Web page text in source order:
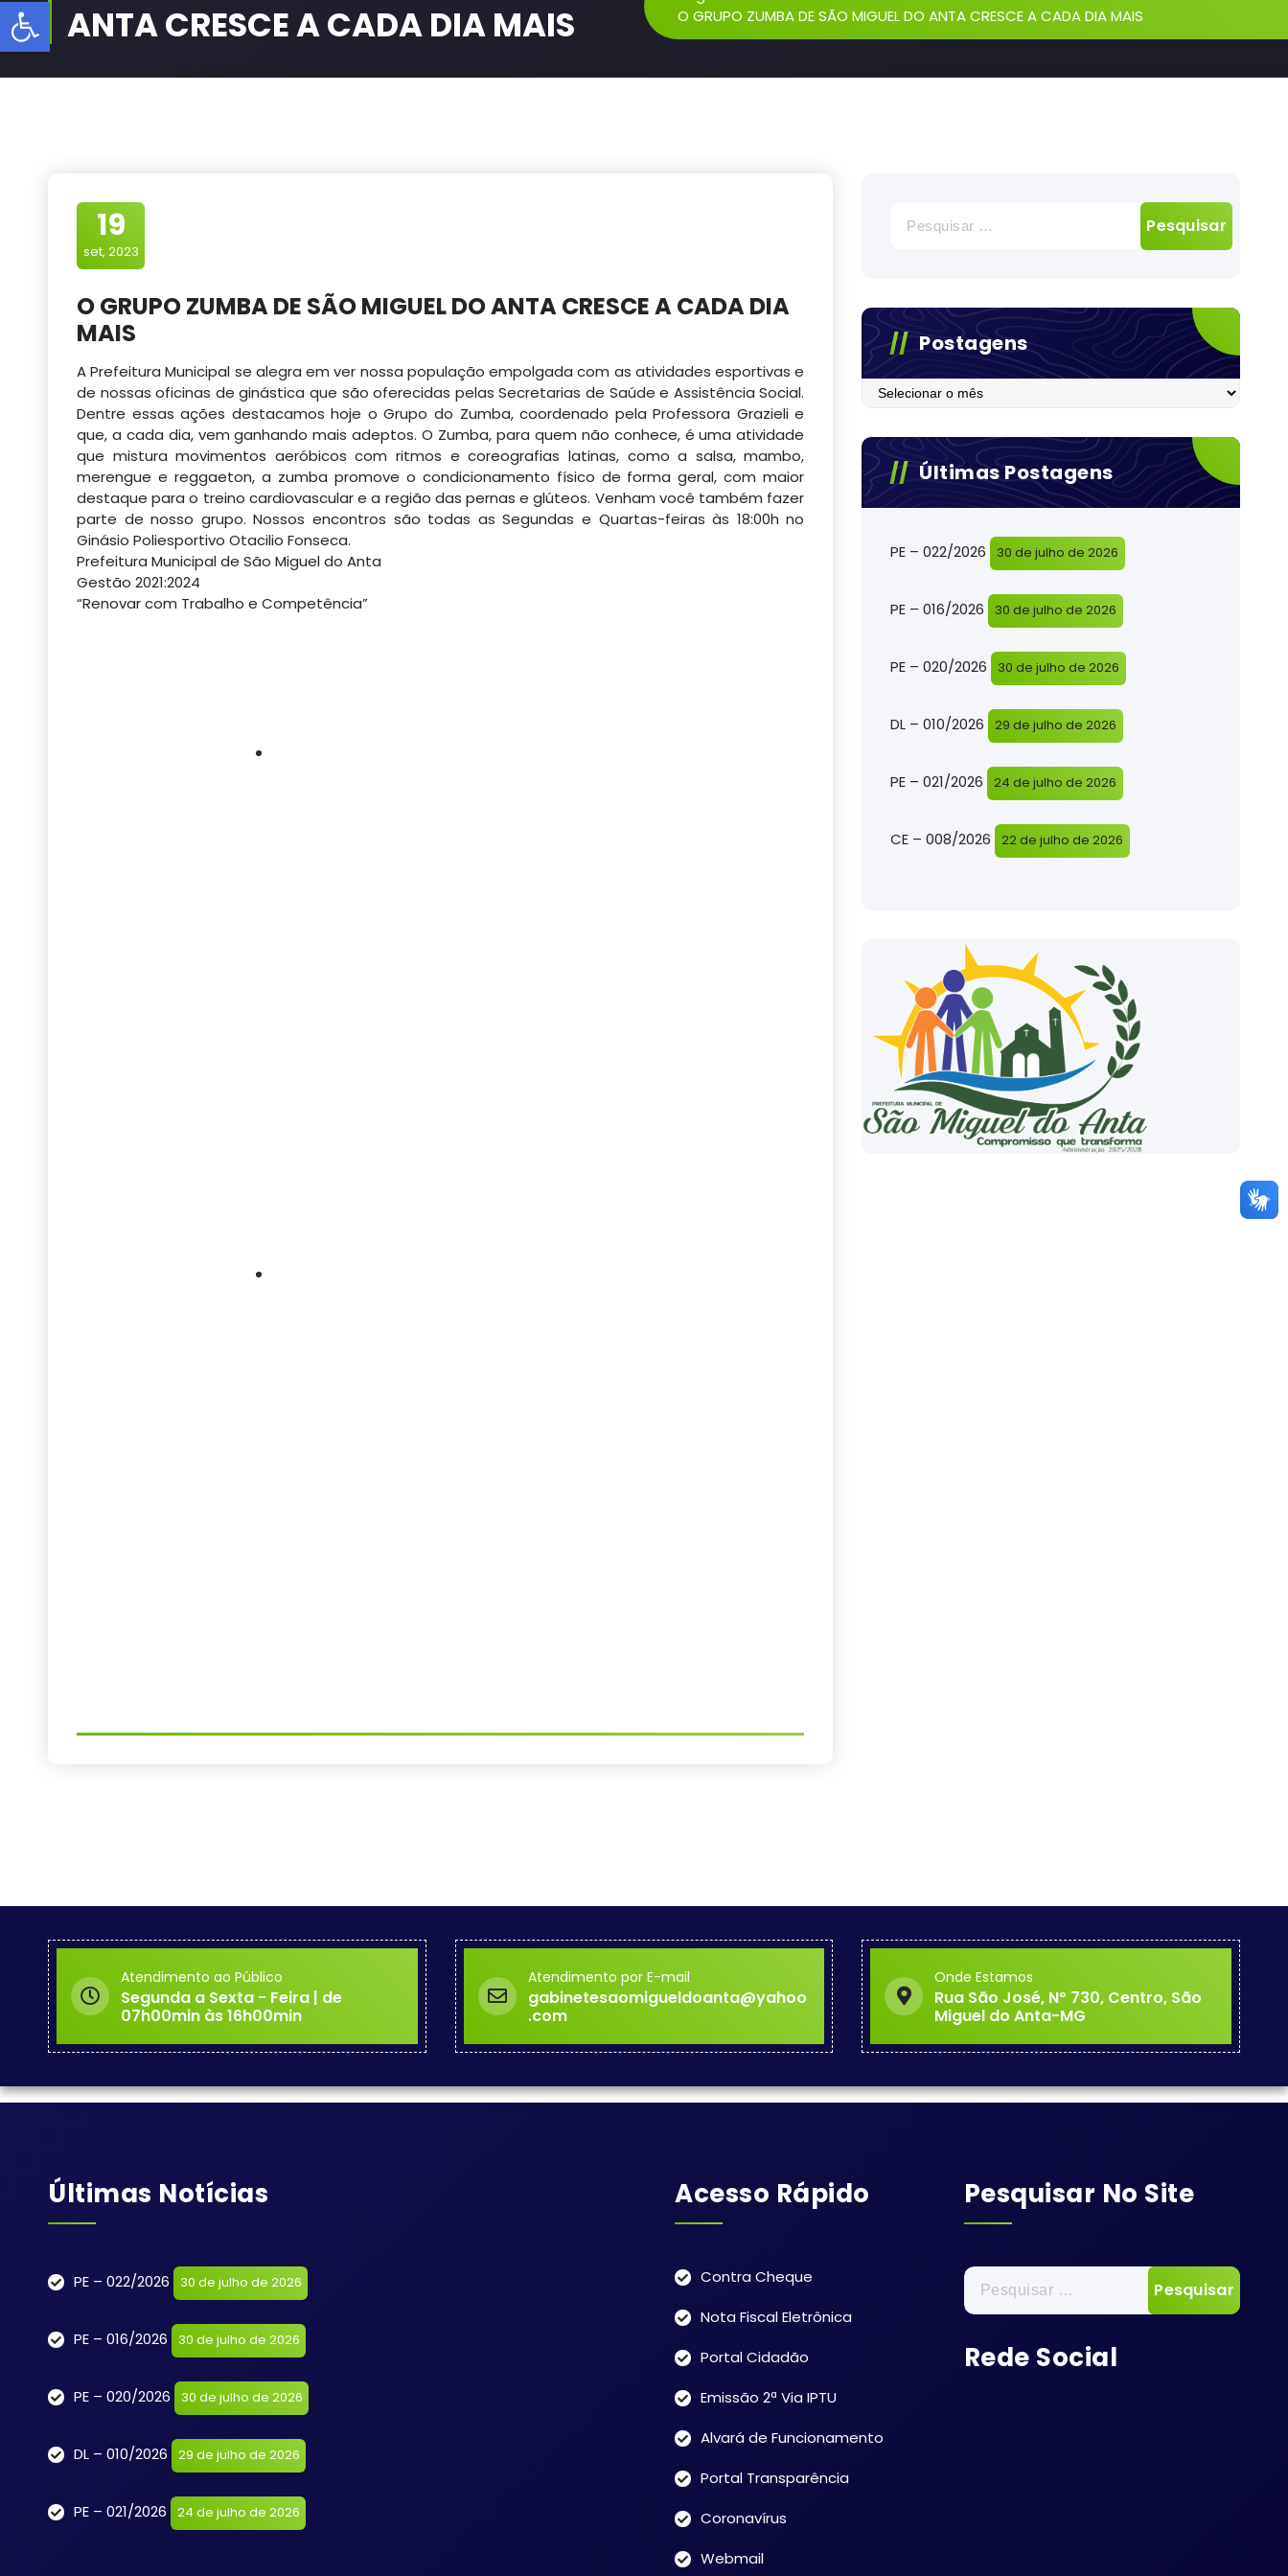
Barra de Ferramentas AbertaANTA CRESCE A CADA DIA MAIS
O GRUPO ZUMBA DE SÃO MIGUEL DO ANTA CRESCE A CADA DIA MAIS
19
set, 2023
O GRUPO ZUMBA DE SÃO MIGUEL DO ANTA CRESCE A CADA DIA
MAIS
A Prefeitura Municipal se alegra em ver nossa população empolgada com as atividades esportivas e
de nossas oficinas de ginástica que são oferecidas pelas Secretarias de Saúde e Assistência Social.
Dentre essas ações destacamos hoje o Grupo do Zumba, coordenado pela Professora Grazieli e
que, a cada dia, vem ganhando mais adeptos. O Zumba, para quem não conhece, é uma atividade
que mistura movimentos aeróbicos com ritmos e coreografias latinas, como a salsa, mambo,
merengue e reggaeton, a zumba promove o condicionamento físico de forma geral, com maior
destaque para o treino cardiovascular e a região das pernas e glúteos. Venham você também fazer
parte de nosso grupo. Nossos encontros são todas as Segundas e Quartas-feiras às 18:00h no
Ginásio Poliesportivo Otacilio Fonseca.
Prefeitura Municipal de São Miguel do Anta
Gestão 2021:2024
“Renovar com Trabalho e Competência”
por:
Postagens
Postagens
Últimas Postagens
PE – 022/2026 30 de julho de 2026
PE – 016/2026 30 de julho de 2026
PE – 020/2026 30 de julho de 2026
DL – 010/2026 29 de julho de 2026
PE – 021/2026 24 de julho de 2026
CE – 008/2026 22 de julho de 2026
Atendimento ao Público
Segunda a Sexta - Feira | de
07h00min às 16h00min
Atendimento por E-mail
gabinetesaomigueldoanta@yahoo
.com
Onde Estamos
Rua São José, Nº 730, Centro, São
Miguel do Anta-MG
Últimas Notícias
PE – 022/2026 30 de julho de 2026
PE – 016/2026 30 de julho de 2026
PE – 020/2026 30 de julho de 2026
DL – 010/2026 29 de julho de 2026
PE – 021/2026 24 de julho de 2026
Acesso Rápido
Contra Cheque
Nota Fiscal Eletrônica
Portal Cidadão
Emissão 2ª Via IPTU
Alvará de Funcionamento
Portal Transparência
Coronavírus
Webmail
Pesquisar No Site
Pesquisar
por:
Rede Social